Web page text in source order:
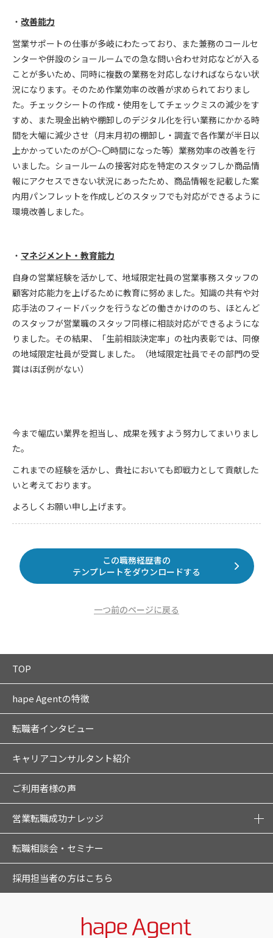
改善能力
営業サポートの仕事が多岐にわたっており、また兼務のコールセ
ンターや併設のショールームでの急な問い合わせ対応などが入る
ことが多いため、同時に複数の業務を対応しなければならない状
況になります。そのため作業効率の改善が求められておりまし
た。チェックシートの作成・使用をしてチェックミスの減少をす
すめ、また現金出納や棚卸しのデジタル化を行い業務にかかる時
間を大幅に減少させ（月末月初の棚卸し・調査で各作業が半日以
上かかっていたのが〇~〇時間になった等）業務効率の改善を行
いました。ショールームの接客対応を特定のスタッフしか商品情
報にアクセスできない状況にあったため、商品情報を記載した案
内用パンフレットを作成しどのスタッフでも対応ができるように
環境改善しました。
マネジメント・教育能力
自身の営業経験を活かして、地域限定社員の営業事務スタッフの
顧客対応能力を上げるために教育に努めました。知識の共有や対
応手法のフィードバックを行うなどの働きかけののち、ほとんど
のスタッフが営業職のスタッフ同様に相談対応ができるようにな
りました。その結果、「生前相談決定率」の社内表彰では、同僚
の地域限定社員が受賞しました。（地域限定社員でその部門の受
賞はほぼ例がない）
今まで幅広い業界を担当し、成果を残すよう努力してまいりまし
た。
これまでの経験を活かし、貴社においても即戦力として貢献した
いと考えております。
よろしくお願い申し上げます。
この職務経歴書の
テンプレートをダウンロードする
一つ前のページに戻る
TOP
hape Agentの特徴
転職者インタビュー
キャリアコンサルタント紹介
ご利用者様の声
営業転職成功ナレッジ
転職相談会・セミナー
採用担当者の方はこちら